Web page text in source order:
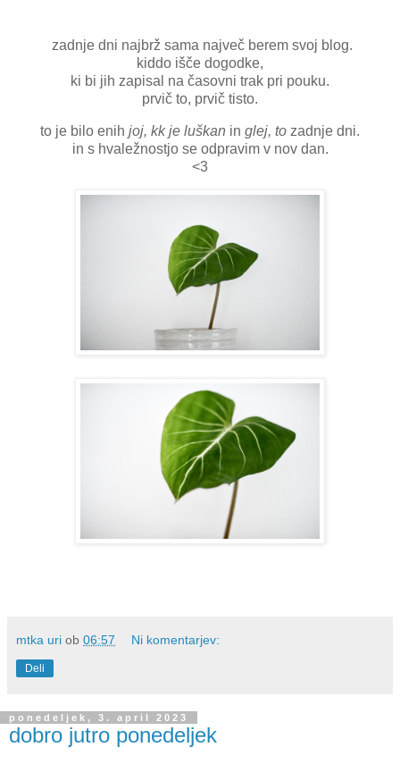
zadnje dni najbrž sama največ berem svoj blog.
kiddo išče dogodke,
ki bi jih zapisal na časovni trak pri pouku.
prvič to, prvič tisto.
to je bilo enih joj, kk je luškan in glej, to zadnje dni.
in s hvaležnostjo se odpravim v nov dan.
<3
mtka uri ob 06:57 Ni komentarjev:
Deli
ponedeljek, 3. april 2023
dobro jutro ponedeljek